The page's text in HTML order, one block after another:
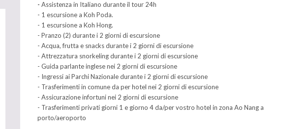
- Assistenza in Italiano durante il tour 24h
- 1 escursione a Koh Poda.
- 1 escursione a Koh Hong.
- Pranzo (2) durante i 2 giorni di escursione
- Acqua, frutta e snacks durante i 2 giorni di escursione
- Attrezzatura snorkeling durante i 2 giorni di escursione
- Guida parlante inglese nei 2 giorni di escursione
- Ingressi ai Parchi Nazionale durante i 2 giorni di escursione
- Trasferimenti in comune da per hotel nei 2 giorni di escursione
- Assicurazione infortuni nei 2 giorni di escursione
- Trasferimenti privati giorni 1 e giorno 4 da/per vostro hotel in zona Ao Nang a
porto/aeroporto